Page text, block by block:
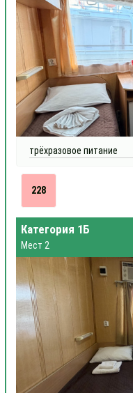
трёхразовое питание
228
Категория 1Б
Мест 2